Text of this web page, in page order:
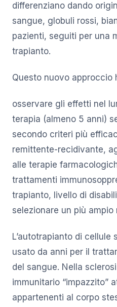
differenziano dando
sangue, globuli rossi,
pazienti, seguiti per una
trapianto.
Questo nuovo approccio
osservare gli effetti nel
terapia (almeno 5 anni)
secondo criteri più
remittente-recidivante,
alle terapie
trattamenti
trapianto, livello di
selezionare un più ampio
L’autotrapianto di cellule
usato da anni per il
del sangue. Nella
immunitario “impazzito”
appartenenti al corpo